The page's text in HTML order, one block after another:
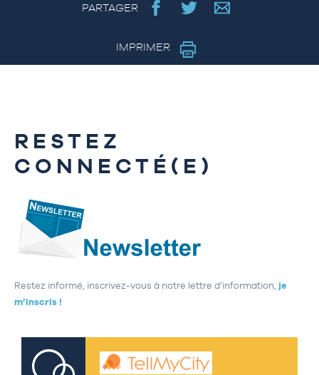
PARTAGER
IMPRIMER
RESTEZ
CONNECTÉ(E)
Restez informé, inscrivez-vous à notre lettre d’information, je
m’inscris !